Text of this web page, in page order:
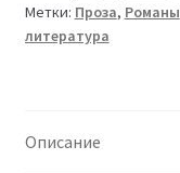
Метки: Проза, Романы
литература
Описание